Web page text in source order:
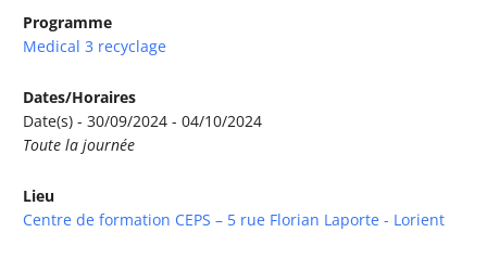
Programme
Medical 3 recyclage
Dates/Horaires
Date(s) - 30/09/2024 - 04/10/2024
Toute la journée
Lieu
Centre de formation CEPS – 5 rue Florian Laporte - Lorient